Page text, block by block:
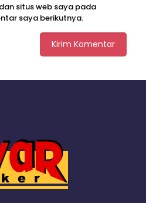
situs web saya pada
saya berikutnya.